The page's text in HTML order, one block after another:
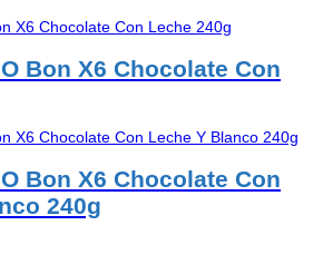
Bon X6 Chocolate Con
Bon X6 Chocolate Con
240g